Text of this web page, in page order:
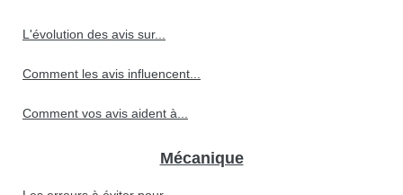
L'évolution des avis sur...
Comment les avis influencent...
Comment vos avis aident à...
Mécanique